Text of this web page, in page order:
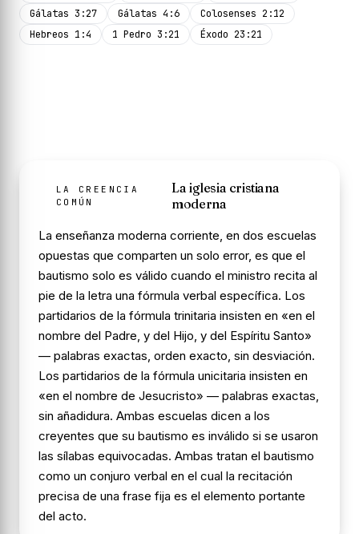
Gálatas 3:27
Gálatas 4:6
Colosenses 2:12
Hebreos 1:4
1 Pedro 3:21 Éxodo 23:21
LA CREENCIA
COMÚN
La iglesia cristiana
moderna
La enseñanza moderna corriente, en dos escuelas
opuestas que comparten un solo error, es que el
bautismo solo es válido cuando el ministro recita al
pie de la letra una fórmula verbal específica. Los
partidarios de la fórmula trinitaria insisten en «en el
nombre del Padre, y del Hijo, y del Espíritu Santo»
— palabras exactas, orden exacto, sin desviación.
Los partidarios de la fórmula unicitaria insisten en
«en el nombre de Jesucristo» — palabras exactas,
sin añadidura. Ambas escuelas dicen a los
creyentes que su bautismo es inválido si se usaron
las sílabas equivocadas. Ambas tratan el bautismo
como un conjuro verbal en el cual la recitación
precisa de una frase fija es el elemento portante
del acto.